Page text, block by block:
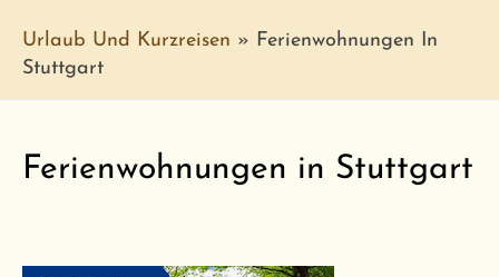
Urlaub Und Kurzreisen » Ferienwohnungen In
Stuttgart
Ferienwohnungen in Stuttgart